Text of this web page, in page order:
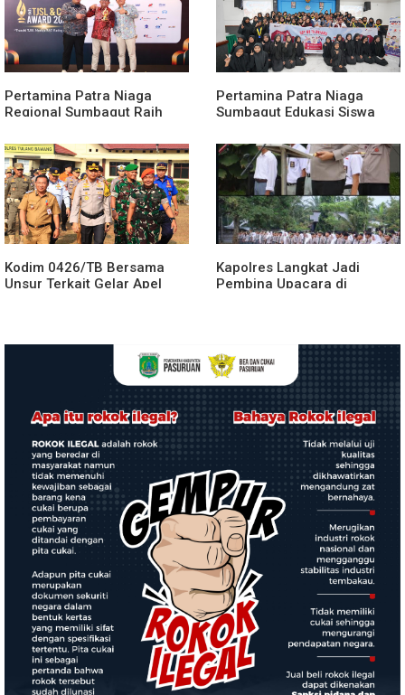
Pertamina Patra Niaga
Regional Sumbagut Raih
CSR Award 2026, Bukti
Nyata Komitmen
Keberlanjutan
Pertamina Patra Niaga
Sumbagut Edukasi Siswa
tentang Pencegahan
HIV/AIDS
Kodim 0426/TB Bersama
Unsur Terkait Gelar Apel
Kapolres Langkat Jadi
Pembina Upacara di
Kamtibmas kepada Pelajar